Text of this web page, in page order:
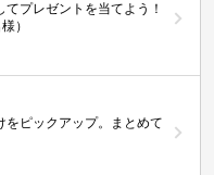
プレゼントを当てよう！
）
をピックアップ。まとめて